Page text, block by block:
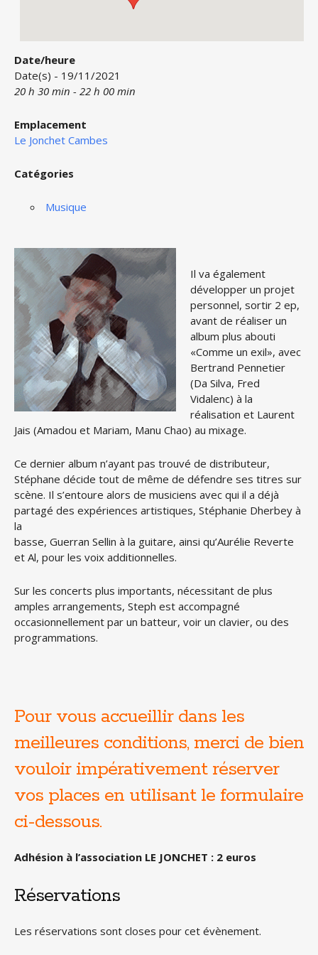
Date/heure
Date(s) - 19/11/2021
20 h 30 min - 22 h 00 min
Emplacement
Le Jonchet Cambes
Catégories
Musique
Il va également
développer un projet
personnel, sortir 2 ep,
avant de réaliser un
album plus abouti
«Comme un exil», avec
Bertrand Pennetier
(Da Silva, Fred
Vidalenc) à la
réalisation et Laurent
Jais (Amadou et Mariam, Manu Chao) au mixage.
Ce dernier album n’ayant pas trouvé de distributeur,
Stéphane décide tout de même de défendre ses titres sur
scène. Il s’entoure alors de musiciens avec qui il a déjà
partagé des expériences artistiques, Stéphanie Dherbey à
la
basse, Guerran Sellin à la guitare, ainsi qu’Aurélie Reverte
et Al, pour les voix additionnelles.
Sur les concerts plus importants, nécessitant de plus
amples arrangements, Steph est accompagné
occasionnellement par un batteur, voir un clavier, ou des
programmations.
Pour vous accueillir dans les
meilleures conditions, merci de bien
vouloir impérativement réserver
vos places en utilisant le formulaire
ci-dessous.
Adhésion à l’association LE JONCHET : 2 euros
Réservations
Les réservations sont closes pour cet évènement.